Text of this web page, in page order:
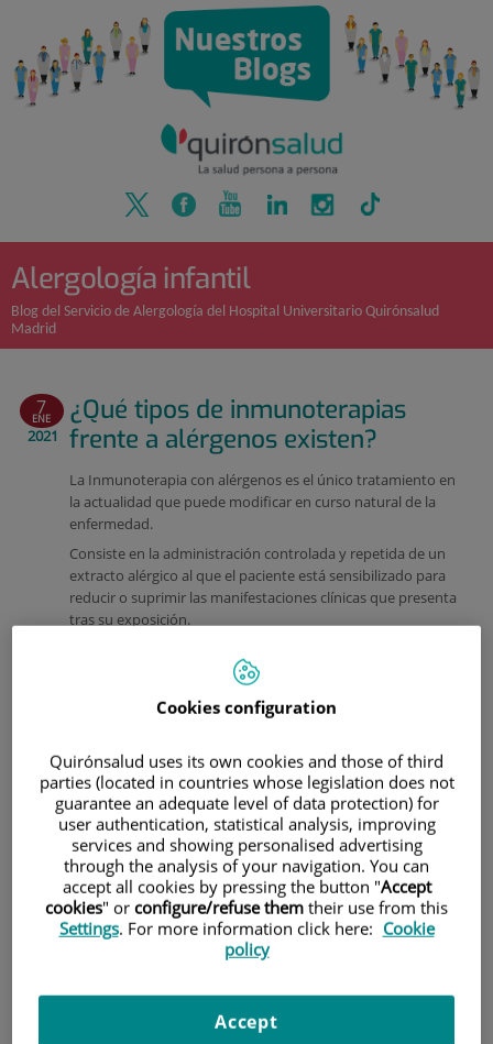
Alergología infantil
Blog del Servicio de Alergología del Hospital Universitario Quirónsalud
Madrid
7
ENE
2021
¿Qué tipos de inmunoterapias
frente a alérgenos existen?
La Inmunoterapia con alérgenos es el único tratamiento en
la actualidad que puede modificar en curso natural de la
enfermedad.
Consiste en la administración controlada y repetida de un
extracto alérgico al que el paciente está sensibilizado para
reducir o suprimir las manifestaciones clínicas que presenta
tras su exposición.
La composición de cada vacuna se realiza de forma
individualizada para cada paciente según su alergia y la
clínica presentada, y son los laboratorios especializados los
Podemos vacunar hoy en día de pólenes, ácaros del polvo,
hongos, animales e himenopteros (avispa o abeja).
Cookies configuration
Quirónsalud uses its own cookies and those of third
parties (located in countries whose legislation does not
guarantee an adequate level of data protection) for
user authentication, statistical analysis, improving
services and showing personalised advertising
through the analysis of your navigation. You can
accept all cookies by pressing the button "Accept
cookies" or configure/refuse them their use from this
Settings. For more information click here: Cookie
policy
Accept